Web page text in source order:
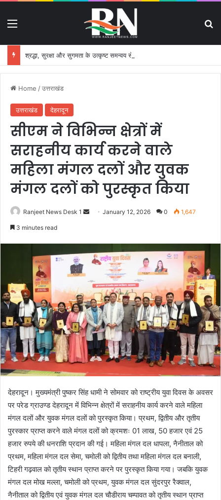
Home /उत्तराखंड
उत्तराखंड देहरादून
सीएम ने विभिन्न क्षेत्रों में
सराहनीय कार्य करने वाले
महिला मंगल दलों और युवक
मंगल दलों को पुरस्कृत किया
Ranjeet News Desk 1
a
e
m
a
i
l
January 12, 2026 0 1,647
3 minutes read
देहरादून। मुख्यमंत्री पुष्कर सिंह धामी ने सोमवार को राष्ट्रीय युवा दिवस के अवसर
पर परेड ग्राउण्ड देहरादून में विभिन्न क्षेत्रों में सराहनीय कार्य करने वाले महिला
मंगल दलों और युवक मंगल दलों को पुरस्कृत किया। प्रथम, द्वितीय और तृतीय
पुरस्कार प्राप्त करने वाले मंगल दलों को क्रमशः 01 लाख, 50 हजार एवं 25
हजार रुपये की धनराशि प्रदान की गई। महिला मंगल दल धापला, नैनीताल को
प्रथम, महिला मंगल दल सेमा, चमोली को द्वितीय तथा महिला मंगल दल बनाली,
टिहरी गढ़वाल को तृतीय स्थान प्राप्त करने पर पुरस्कृत किया गया। जबकि युवक
मंगल दल मोख मल्ला, चमोली को प्रथम, युवक मंगल दल सुंदरपुर रैक्वाल,
नैनीताल को द्वितीय एवं युवक मंगल दल चौडीराय चम्पावत को तृतीय स्थान प्राप्त